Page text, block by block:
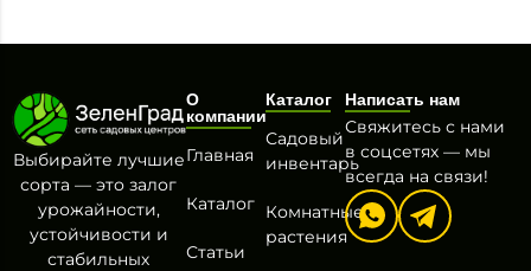
Выбирайте лучшие
сорта — это залог
урожайности,
устойчивости и
стабильных
О
компании
Главная
Каталог
Статьи
Каталог
Садовый
инвентарь
Комнатные
растения
Написать нам
Свяжитесь с нами
в соцсетях — мы
всегда на связи!